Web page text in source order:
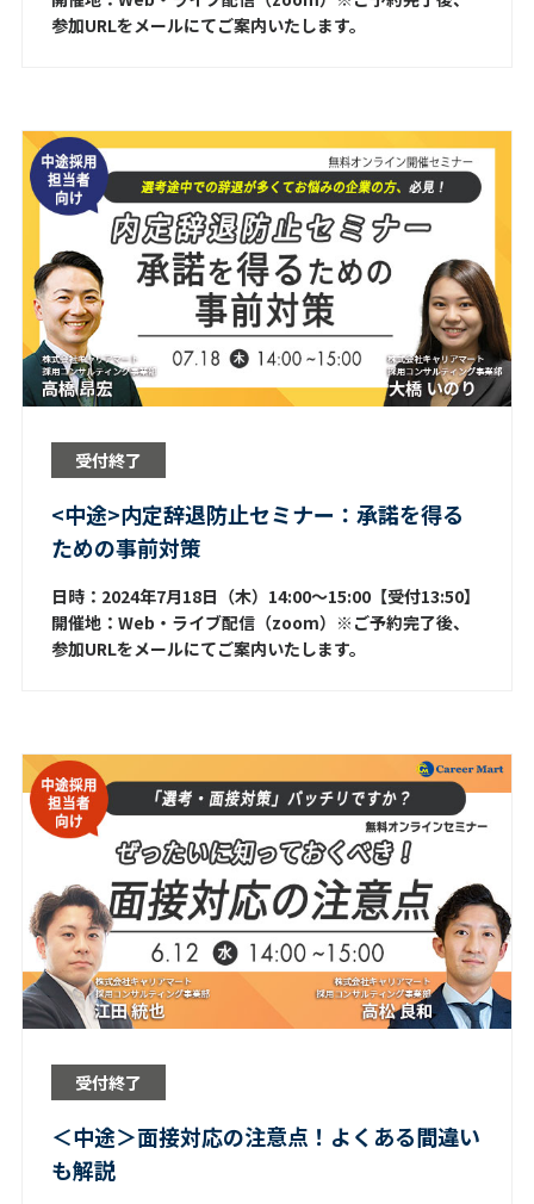
参加URLをメールにてご案内いたします。
受付終了
<中途>内定辞退防止セミナー：承諾を得る
ための事前対策
日時：2024年7月18日（木）14:00～15:00【受付13:50】
開催地：Web・ライブ配信（zoom）※ご予約完了後、
参加URLをメールにてご案内いたします。
受付終了
＜中途＞面接対応の注意点！よくある間違い
も解説